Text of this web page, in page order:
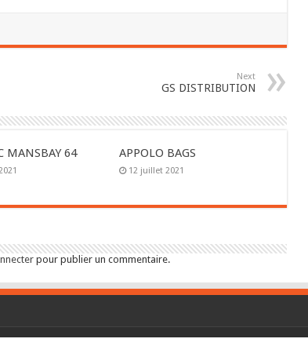
Next
GS DISTRIBUTION
MANSBAY 64 APPOLO BAGS
12 juillet 2021
pour publier un commentaire.